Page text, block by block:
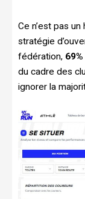
Ce n’est pas
stratégie
fédération,
du cadre des
ignorer la